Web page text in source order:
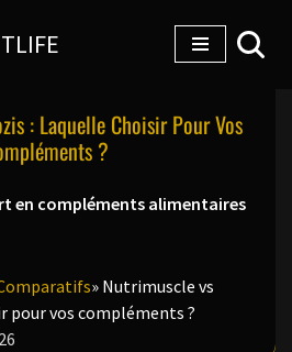
: Laquelle Choisir Pour Vos
?
en compléments alimentaires
» Nutrimuscle vs
pour vos compléments ?